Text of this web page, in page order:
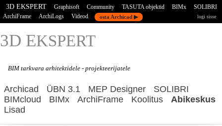
3D EKSPERT Graphisoft Community TASUTA objektid BIMx
SOLIBRI
ArchiFrame
ArchiLogs Videod osta Archicad ▶ logi sisse
3D EKSPERT
BIM tarkvara arhitektidele - projekteerijatele
Archicad ÜBN 3.1 MEP Designer
SOLIBRI
BIMcloud
BIMx ArchiFrame Koolitus
Abikeskus
Lisad